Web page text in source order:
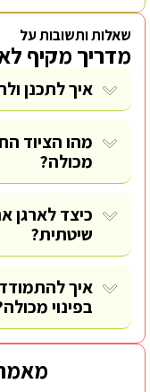
שאלות ותשובות על
מדריך מקיף
איך לתכנן
מהו הציוד
מכולה?
כיצד לארגן
שיטתית?
איך
בפינוי